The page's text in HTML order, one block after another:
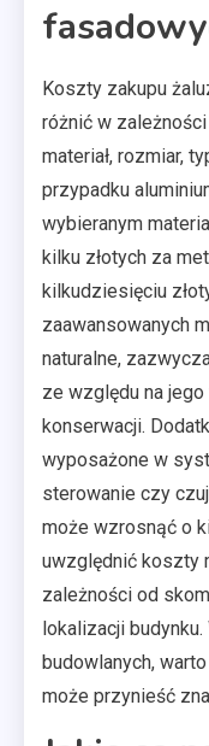
Koszty zakupu
różnić w
materiał, rozmiar,
przypadku
wybieranym
kilku złotych za
kilkudziesięciu
zaawansowanych
naturalne,
ze względu na
konserwacji.
wyposażone w
sterowanie czy
może wzrosnąć o
uwzględnić koszty
zależności od
lokalizacji
budowlanych,
może przynieść